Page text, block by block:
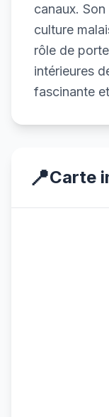
canaux.
culture
rôle de
intérieures
fascinante
📍Carte